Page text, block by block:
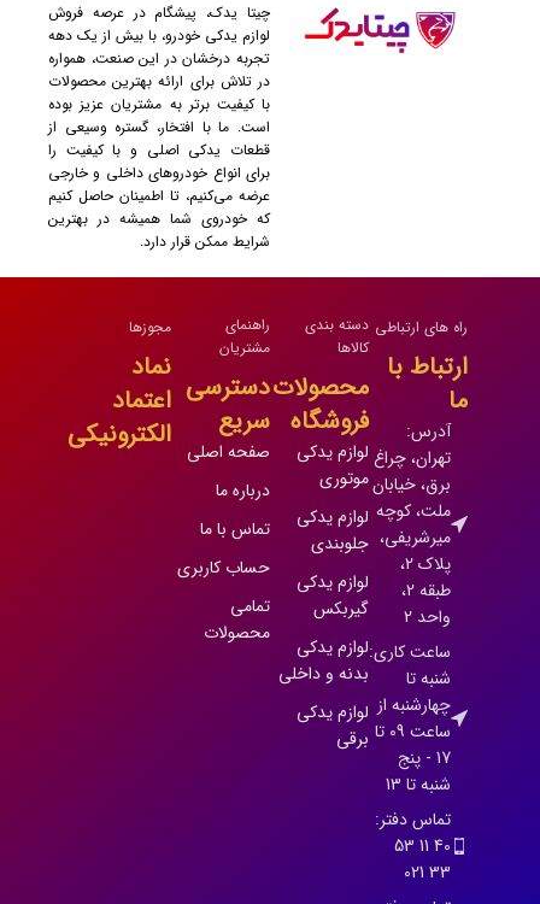
چیتا یدک، پیشگام در عرصه فروش
لوازم یدکی خودرو، با بیش از یک دهه
تجربه درخشان در این صنعت، همواره
در تلاش برای ارائه بهترین محصولات
با کیفیت برتر به مشتریان عزیز بوده
است. ما با افتخار، گستره وسیعی از
قطعات یدکی اصلی و با کیفیت را
برای انواع خودروهای داخلی و خارجی
عرضه می‌کنیم، تا اطمینان حاصل کنیم
که خودروی شما همیشه در بهترین
شرایط ممکن قرار دارد.
راه های ارتباطی
ارتباط با
ما
آدرس:
تهران، چراغ
برق، خیابان
ملت، کوچه
میرشریفی،
پلاک 2،
طبقه 2،
واحد 2
ساعت کاری:
شنبه تا
چهارشنبه از
ساعت 09 تا
17 - پنج
شنبه تا 13
تماس دفتر:
40 11 53
33 021
دسته بندی
کالاها
محصولات
فروشگاه
لوازم یدکی
موتوری
لوازم یدکی
جلوبندی
لوازم یدکی
گیربکس
لوازم یدکی
بدنه و داخلی
لوازم یدکی
برقی
راهنمای
مشتریان
دسترسی
سریع
صفحه اصلی
درباره ما
تماس با ما
حساب کاربری
تمامی
محصولات
مجوزها
نماد
اعتماد
الکترونیکی